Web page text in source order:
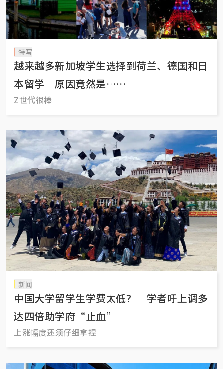
特写
越来越多新加坡学生选择到荷兰、德国和日
本留学 原因竟然是……
Z世代很棒
新闻
中国大学留学生学费太低？ 学者吁上调多
达四倍助学府“止血”
上涨幅度还须仔细拿捏